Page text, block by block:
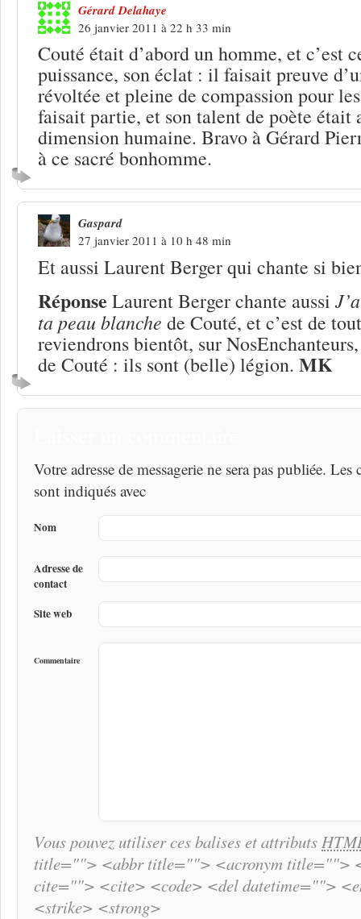
Gérard Delahaye
26 janvier 2011 à 22 h 33 min
Couté était d’abord un homme, et c’est
puissance, son éclat : il faisait preuve
révoltée et pleine de compassion pour
faisait partie, et son talent de poète était
dimension humaine. Bravo à Gérard
à ce sacré bonhomme.
Gaspard
27 janvier 2011 à 10 h 48 min
Et aussi Laurent Berger qui chante si
Réponse Laurent Berger chante aussi
ta peau blanche de Couté, et c’est de
reviendrons bientôt, sur
de Couté : ils sont (belle) légion. MK
Votre adresse de messagerie ne sera pas publiée.
sont indiqués avec
Nom
Adresse de
contact
Site web
Commentaire
Vous pouvez utiliser ces balises et attributs
title=""> <abbr title=""> <acronym title="">
cite=""> <cite> <code> <del datetime="">
<strike> <strong>